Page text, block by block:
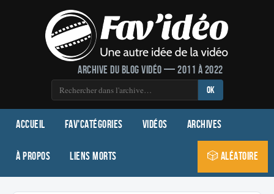
Archive du blog vidéo — 2011 à 2022
OK
Accueil Fav'Catégories Vidéos Archives
À propos Liens morts 🎲 Aléatoire